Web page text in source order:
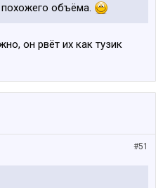
объёма.
он рвёт их как тузик
#51